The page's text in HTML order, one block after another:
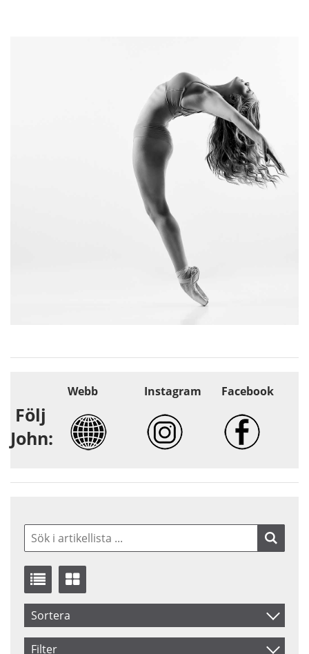
Följ
John:
Webb Instagram Facebook
Sortera
Benämning
Filter